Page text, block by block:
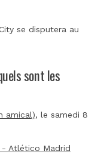
se disputera au
sont les
amical), le samedi 8
- Atlético Madrid